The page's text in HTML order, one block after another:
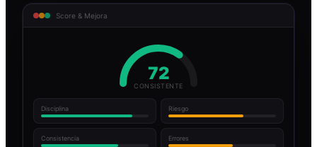
Score & Mejora
72
CONSISTENTE
Disciplina Riesgo
Consistencia Errores